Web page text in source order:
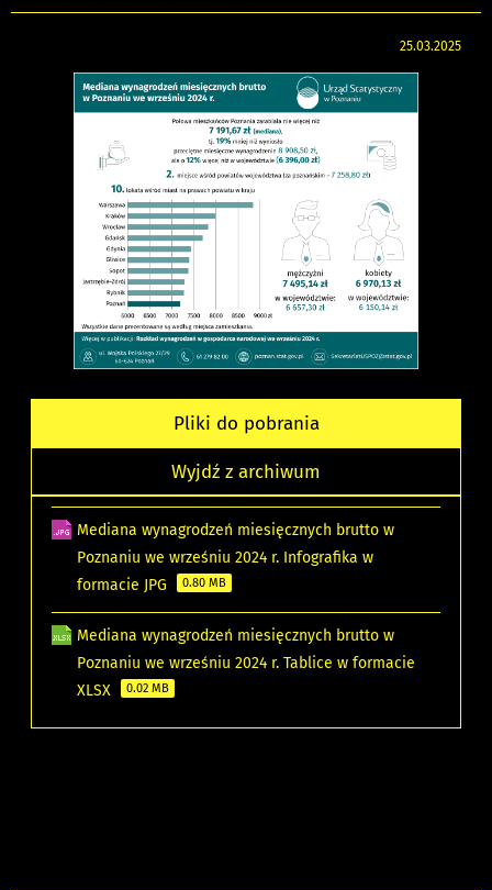
25.03.2025
Pliki do pobrania
Wyjdź z archiwum
Mediana wynagrodzeń miesięcznych brutto w
Poznaniu we wrześniu 2024 r. Infografika w
formacie JPG
0.80 MB
Mediana wynagrodzeń miesięcznych brutto w
Poznaniu we wrześniu 2024 r. Tablice w formacie
XLSX
0.02 MB